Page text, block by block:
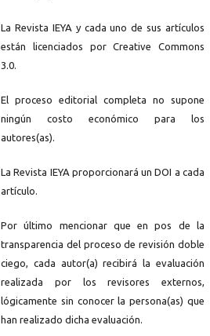
La Revista IEYA y cada uno de sus artículos
están licenciados por Creative Commons
3.0.
El proceso editorial completa no supone
ningún costo económico para los
autores(as).
La Revista IEYA proporcionará un DOI a cada
artículo.
Por último mencionar que en pos de la
transparencia del proceso de revisión doble
ciego, cada autor(a) recibirá la evaluación
realizada por los revisores externos,
lógicamente sin conocer la persona(as) que
han realizado dicha evaluación.